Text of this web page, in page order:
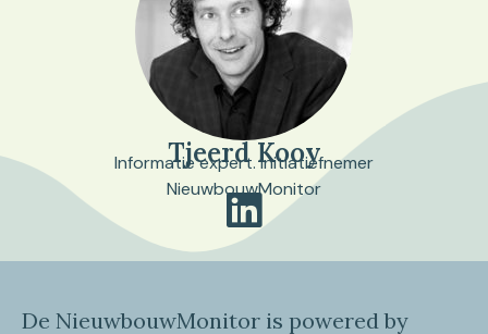
Tjeerd Kooy
Informatie expert. Initiatiefnemer
NieuwbouwMonitor
De NieuwbouwMonitor is powered by